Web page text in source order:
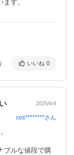
いいね 0
2025/6/4
cos********さん
ブルな値段で購